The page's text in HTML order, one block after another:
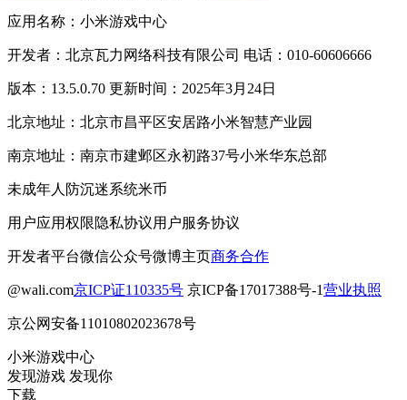
应用名称：小米游戏中心
开发者：北京瓦力网络科技有限公司 电话：010-60606666
版本：13.5.0.70 更新时间：2025年3月24日
北京地址：北京市昌平区安居路小米智慧产业园
南京地址：南京市建邺区永初路37号小米华东总部
未成年人防沉迷系统米币
用户应用权限隐私协议用户服务协议
开发者平台微信公众号微博主页商务合作
@wali.com京ICP证110335号 京ICP备17017388号-1营业执照
京公网安备11010802023678号
小米游戏中心
发现游戏 发现你
下载